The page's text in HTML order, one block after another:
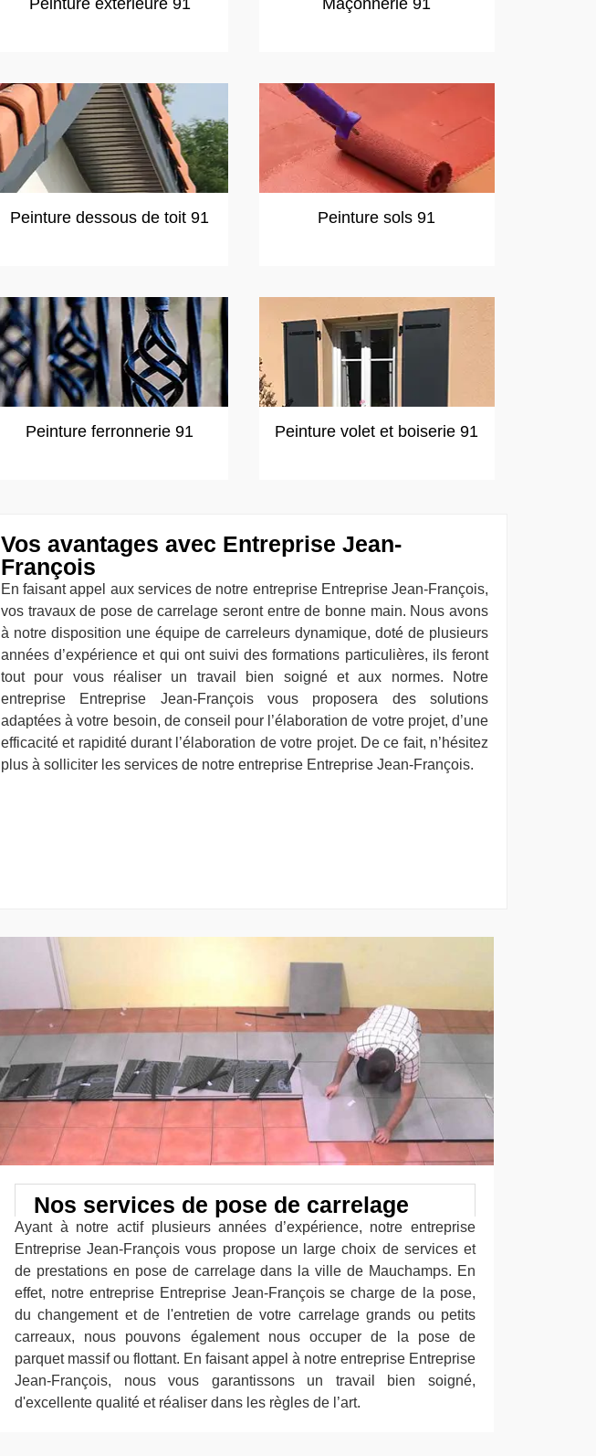
Peinture extérieure 91 Maçonnerie 91
Peinture dessous de toit 91 Peinture sols 91
Peinture ferronnerie 91 Peinture volet et boiserie 91
Vos avantages avec Entreprise Jean-
François
En faisant appel aux services de notre entreprise Entreprise Jean-François,
vos travaux de pose de carrelage seront entre de bonne main. Nous avons
à notre disposition une équipe de carreleurs dynamique, doté de plusieurs
années d’expérience et qui ont suivi des formations particulières, ils feront
tout pour vous réaliser un travail bien soigné et aux normes. Notre
entreprise Entreprise Jean-François vous proposera des solutions
adaptées à votre besoin, de conseil pour l’élaboration de votre projet, d’une
efficacité et rapidité durant l’élaboration de votre projet. De ce fait, n’hésitez
plus à solliciter les services de notre entreprise Entreprise Jean-François.
Nos services de pose de carrelage
Ayant à notre actif plusieurs années d’expérience, notre entreprise
Entreprise Jean-François vous propose un large choix de services et
de prestations en pose de carrelage dans la ville de Mauchamps. En
effet, notre entreprise Entreprise Jean-François se charge de la pose,
du changement et de l'entretien de votre carrelage grands ou petits
carreaux, nous pouvons également nous occuper de la pose de
parquet massif ou flottant. En faisant appel à notre entreprise Entreprise
Jean-François, nous vous garantissons un travail bien soigné,
d'excellente qualité et réaliser dans les règles de l’art.